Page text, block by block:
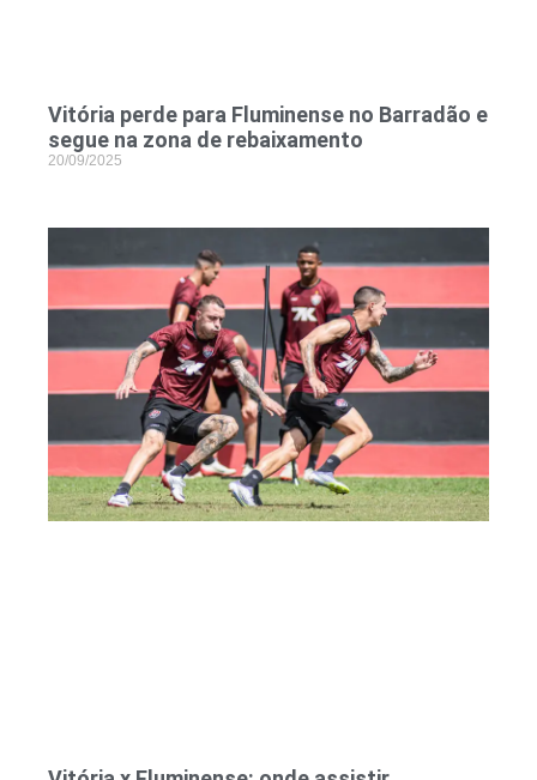
Vitória perde para Fluminense no Barradão e
segue na zona de rebaixamento
20/09/2025